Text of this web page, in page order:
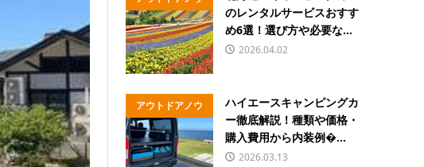
ハウ
のレンタルサービスおすす
め6選！選び方や必要な...
2026.04.02
アウトドアノウ
ハウ
ハイエースキャンピングカ
ー徹底解説！種類や価格・
購入費用から内装例�...
2026.03.13